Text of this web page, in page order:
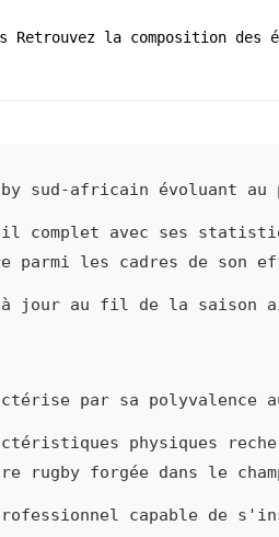
Retrouvez la composition
sud-africain évoluant
complet avec ses
parmi les cadres de son
jour au fil de la saison
par sa polyvalence
physiques
rugby forgée dans le
capable de